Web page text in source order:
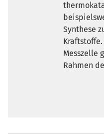
Synthese
Messzelle
Rahmen